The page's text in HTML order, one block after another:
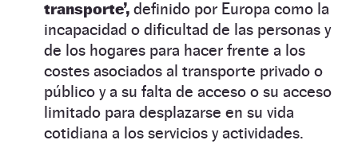
transporte’, definido por Europa como la
incapacidad o dificultad de las personas y
de los hogares para hacer frente a los
costes asociados al transporte privado o
público y a su falta de acceso o su acceso
limitado para desplazarse en su vida
cotidiana a los servicios y actividades.